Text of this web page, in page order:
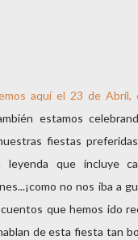
aquí el 23 de Abril,
estamos
fiestas
leyenda que incluye
no nos iba a
que hemos ido
de esta fiesta tan